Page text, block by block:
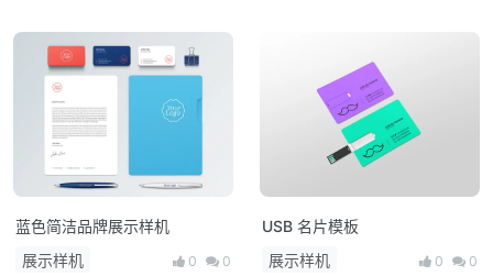
蓝色简洁品牌展示样机
展示样机
0 0
USB 名片模板
展示样机
0 0